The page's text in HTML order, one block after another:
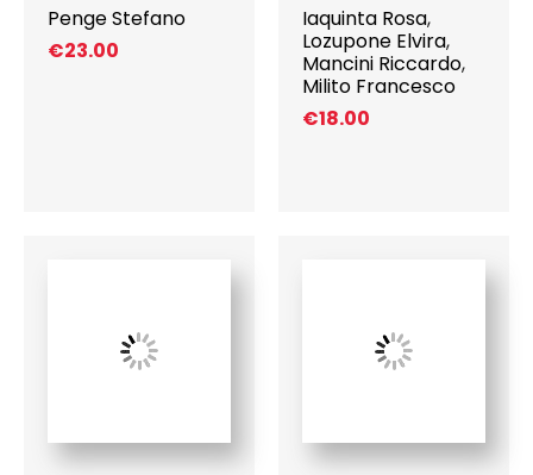
Penge Stefano
€23.00
Iaquinta Rosa,
Lozupone Elvira,
Mancini Riccardo,
Milito Francesco
€18.00